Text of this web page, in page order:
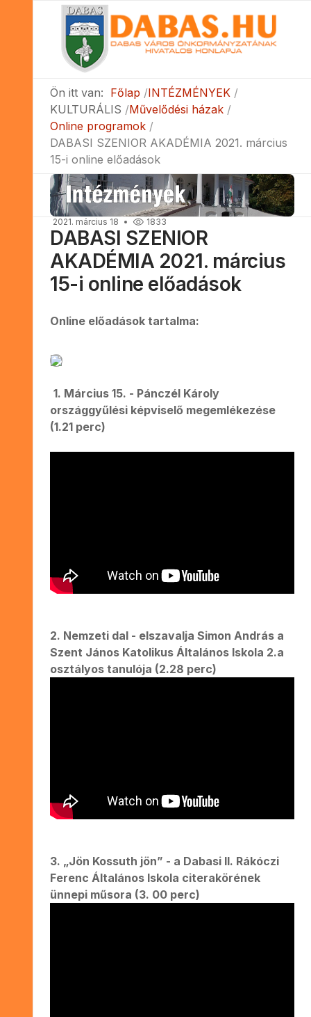
Ön itt van: Főlap
INTÉZMÉNYEK
KULTURÁLIS
Művelődési házak
Online programok
DABASI SZENIOR AKADÉMIA 2021. március
15-i online előadások
2021. március 18 1833
DABASI SZENIOR
AKADÉMIA 2021. március
15-i online előadások
Online előadások tartalma:
1. Március 15. - Pánczél Károly
országgyűlési képviselő megemlékezése
(1.21 perc)
2. Nemzeti dal - elszavalja Simon András a
Szent János Katolikus Általános Iskola 2.a
osztályos tanulója (2.28 perc)
3. „Jön Kossuth jön” - a Dabasi II. Rákóczi
Ferenc Általános Iskola citerakörének
ünnepi műsora (3. 00 perc)